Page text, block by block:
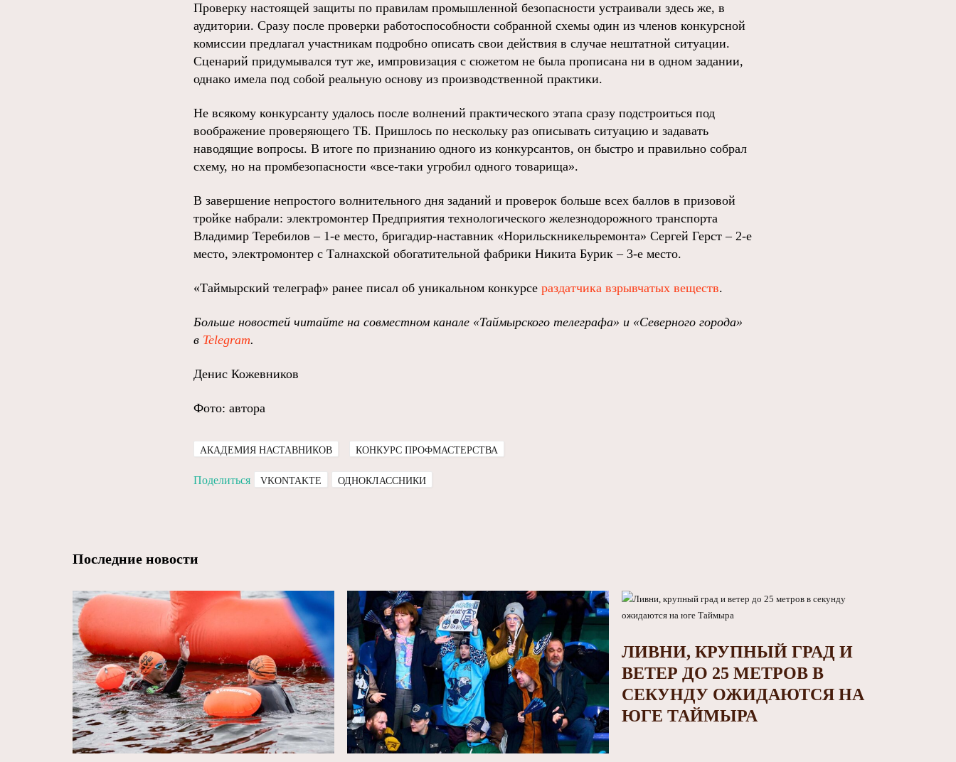
Проверку настоящей защиты по правилам промышленной безопасности устраивали здесь же, в
аудитории. Сразу после проверки работоспособности собранной схемы один из членов конкурсной
комиссии предлагал участникам подробно описать свои действия в случае нештатной ситуации.
Сценарий придумывался тут же, импровизация с сюжетом не была прописана ни в одном задании,
однако имела под собой реальную основу из производственной практики.
Не всякому конкурсанту удалось после волнений практического этапа сразу подстроиться под
воображение проверяющего ТБ. Пришлось по нескольку раз описывать ситуацию и задавать
наводящие вопросы. В итоге по признанию одного из конкурсантов, он быстро и правильно собрал
схему, но на промбезопасности «все-таки угробил одного товарища».
В завершение непростого волнительного дня заданий и проверок больше всех баллов в призовой
тройке набрали: электромонтер Предприятия технологического железнодорожного транспорта
Владимир Теребилов – 1-е место, бригадир-наставник «Норильскникельремонта» Сергей Герст – 2-е
место, электромонтер с Талнахской обогатительной фабрики Никита Бурик – 3-е место.
«Таймырский телеграф» ранее писал об уникальном конкурсе раздатчика взрывчатых веществ.
Больше новостей читайте на совместном канале «Таймырского телеграфа» и «Северного города»
в Telegram.
Денис Кожевников
Фото: автора
АКАДЕМИЯ НАСТАВНИКОВ КОНКУРС ПРОФМАСТЕРСТВА
Поделиться VKONTAKTE ОДНОКЛАССНИКИ
Последние новости
ЛИВНИ, КРУПНЫЙ ГРАД И
ВЕТЕР ДО 25 МЕТРОВ В
СЕКУНДУ ОЖИДАЮТСЯ НА
ЮГЕ ТАЙМЫРА